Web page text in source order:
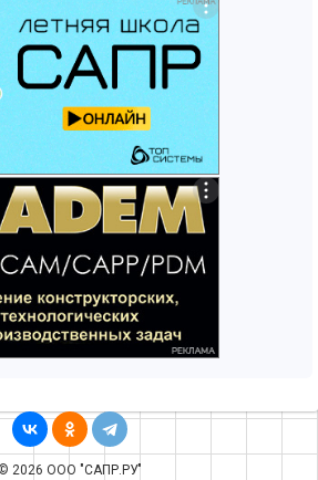
© 2026 ООО "САПР.РУ"